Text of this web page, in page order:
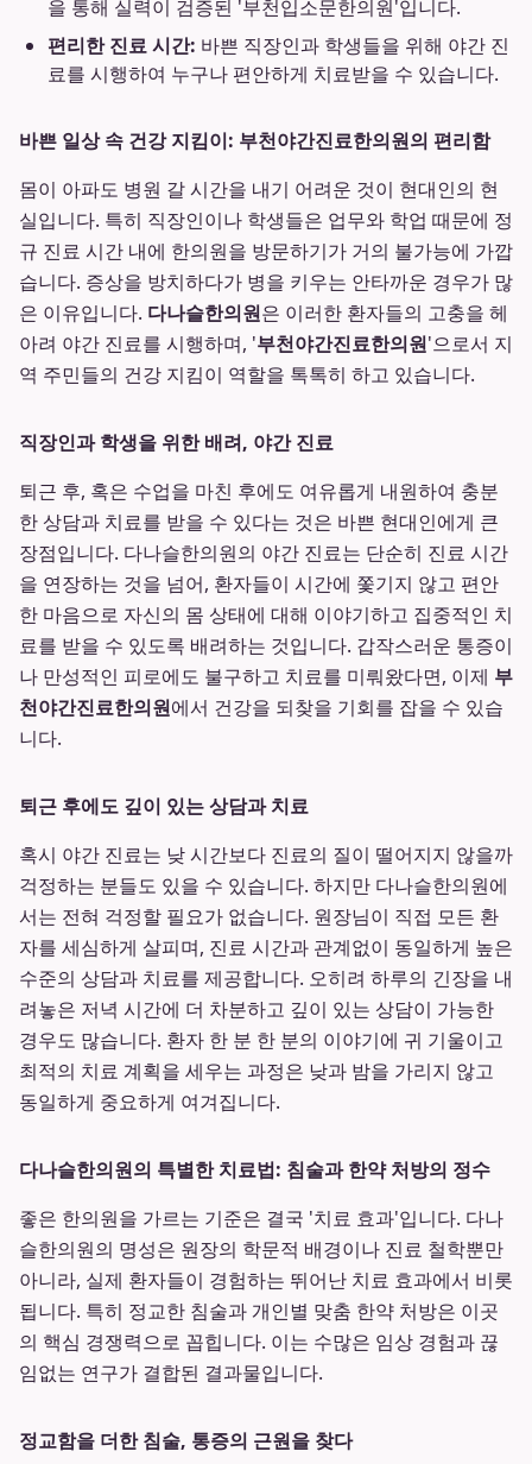
을 통해 실력이 검증된 '부천입소문한의원'입니다.
편리한 진료 시간: 바쁜 직장인과 학생들을 위해 야간 진
료를 시행하여 누구나 편안하게 치료받을 수 있습니다.
바쁜 일상 속 건강 지킴이: 부천야간진료한의원의 편리함
몸이 아파도 병원 갈 시간을 내기 어려운 것이 현대인의 현
실입니다. 특히 직장인이나 학생들은 업무와 학업 때문에 정
규 진료 시간 내에 한의원을 방문하기가 거의 불가능에 가깝
습니다. 증상을 방치하다가 병을 키우는 안타까운 경우가 많
은 이유입니다. 다나슬한의원은 이러한 환자들의 고충을 헤
아려 야간 진료를 시행하며, '부천야간진료한의원'으로서 지
역 주민들의 건강 지킴이 역할을 톡톡히 하고 있습니다.
직장인과 학생을 위한 배려, 야간 진료
퇴근 후, 혹은 수업을 마친 후에도 여유롭게 내원하여 충분
한 상담과 치료를 받을 수 있다는 것은 바쁜 현대인에게 큰
장점입니다. 다나슬한의원의 야간 진료는 단순히 진료 시간
을 연장하는 것을 넘어, 환자들이 시간에 쫓기지 않고 편안
한 마음으로 자신의 몸 상태에 대해 이야기하고 집중적인 치
료를 받을 수 있도록 배려하는 것입니다. 갑작스러운 통증이
나 만성적인 피로에도 불구하고 치료를 미뤄왔다면, 이제 부
천야간진료한의원에서 건강을 되찾을 기회를 잡을 수 있습
니다.
퇴근 후에도 깊이 있는 상담과 치료
혹시 야간 진료는 낮 시간보다 진료의 질이 떨어지지 않을까
걱정하는 분들도 있을 수 있습니다. 하지만 다나슬한의원에
서는 전혀 걱정할 필요가 없습니다. 원장님이 직접 모든 환
자를 세심하게 살피며, 진료 시간과 관계없이 동일하게 높은
수준의 상담과 치료를 제공합니다. 오히려 하루의 긴장을 내
려놓은 저녁 시간에 더 차분하고 깊이 있는 상담이 가능한
경우도 많습니다. 환자 한 분 한 분의 이야기에 귀 기울이고
최적의 치료 계획을 세우는 과정은 낮과 밤을 가리지 않고
동일하게 중요하게 여겨집니다.
다나슬한의원의 특별한 치료법: 침술과 한약 처방의 정수
좋은 한의원을 가르는 기준은 결국 '치료 효과'입니다. 다나
슬한의원의 명성은 원장의 학문적 배경이나 진료 철학뿐만
아니라, 실제 환자들이 경험하는 뛰어난 치료 효과에서 비롯
됩니다. 특히 정교한 침술과 개인별 맞춤 한약 처방은 이곳
의 핵심 경쟁력으로 꼽힙니다. 이는 수많은 임상 경험과 끊
임없는 연구가 결합된 결과물입니다.
정교함을 더한 침술, 통증의 근원을 찾다